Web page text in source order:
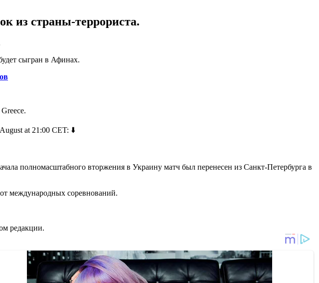
из страны-террориста.
сыгран в Афинах.
at 21:00 CET: ⬇️
полномасштабного вторжения в Украину матч был перенесен из Санкт-Петербурга в
международных соревнований.
редакции.